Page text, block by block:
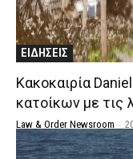
ΕΙΔΗΣΕΙΣ
Κακοκαιρία
κατοίκων με τις
Law & Order Newsroom -